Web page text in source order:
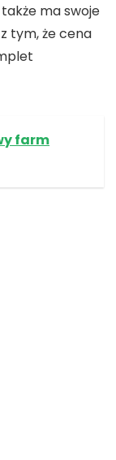
ma swoje
tym, że cena
farm